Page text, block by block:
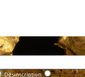
Désinscription